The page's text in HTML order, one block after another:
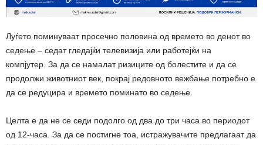
Луѓето поминуваат просечно половина од времето во денот во
седење – седат гледајќи телевизија или работејќи на
компјутер. За да се намалат ризиците од болестите и да се
продолжи животниот век, покрај редовното вежбање потребно е
да се редуцира и времето поминато во седење.
Целта е да не се седи подолго од два до три часа во периодот
од 12-часа. За да се постигне тоа, истражувачите предлагаат да